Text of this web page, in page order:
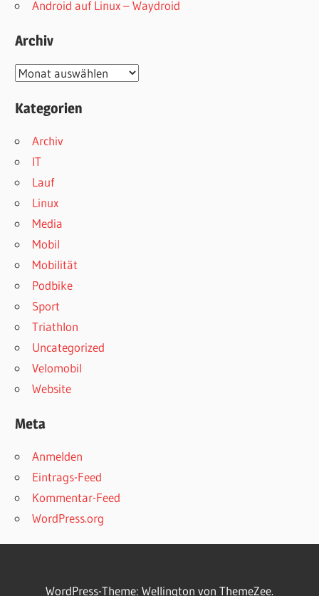
Android auf Linux – Waydroid
Archiv
Archiv
Kategorien
Archiv
IT
Lauf
Linux
Media
Mobil
Mobilität
Podbike
Sport
Triathlon
Uncategorized
Velomobil
Website
Meta
Anmelden
Eintrags-Feed
Kommentar-Feed
WordPress.org
WordPress-Theme: Wellington von ThemeZee.